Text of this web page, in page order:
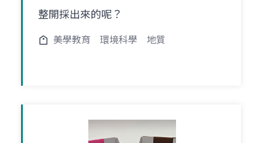
整開採出來的呢？
美學教育 環境科學 地質